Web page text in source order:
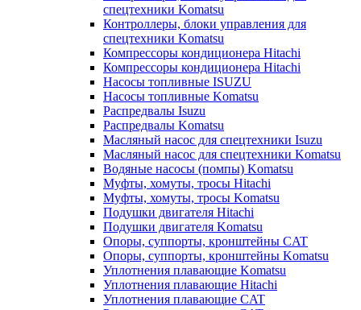
спецтехники Komatsu
Контроллеры, блоки управления для
спецтехники Komatsu
Компрессоры кондиционера Hitachi
Компрессоры кондиционера Hitachi
Насосы топливные ISUZU
Насосы топливные Komatsu
Распредвалы Isuzu
Распредвалы Komatsu
Масляный насос для спецтехники Isuzu
Масляный насос для спецтехники Komatsu
Водяные насосы (помпы) Komatsu
Муфты, хомуты, тросы Hitachi
Муфты, хомуты, тросы Komatsu
Подушки двигателя Hitachi
Подушки двигателя Komatsu
Опоры, суппорты, кронштейны CAT
Опоры, суппорты, кронштейны Komatsu
Уплотнения плавающие Komatsu
Уплотнения плавающие Hitachi
Уплотнения плавающие CAT